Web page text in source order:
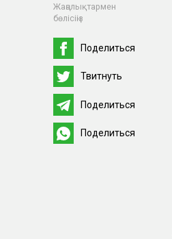
Жаңалықтармен
бөлісіңіз
Поделиться
Твитнуть
Поделиться
Поделиться